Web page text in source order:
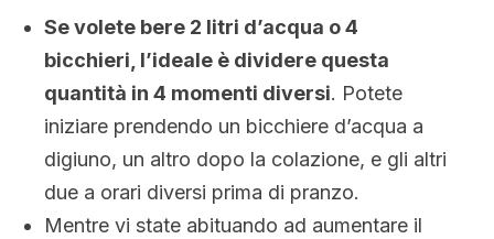
Se volete bere 2 litri d’acqua o 4
bicchieri, l’ideale è dividere questa
quantità in 4 momenti diversi. Potete
iniziare prendendo un bicchiere d’acqua a
digiuno, un altro dopo la colazione, e gli altri
due a orari diversi prima di pranzo.
Mentre vi state abituando ad aumentare il